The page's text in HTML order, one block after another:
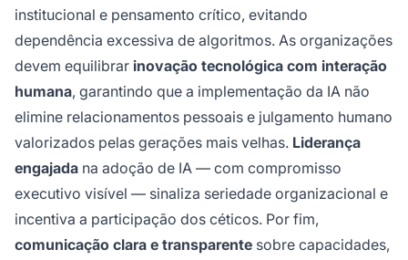
institucional e pensamento crítico, evitando
dependência excessiva de algoritmos. As organizações
devem equilibrar inovação tecnológica com interação
humana, garantindo que a implementação da IA não
elimine relacionamentos pessoais e julgamento humano
valorizados pelas gerações mais velhas. Liderança
engajada na adoção de IA — com compromisso
executivo visível — sinaliza seriedade organizacional e
incentiva a participação dos céticos. Por fim,
comunicação clara e transparente sobre capacidades,